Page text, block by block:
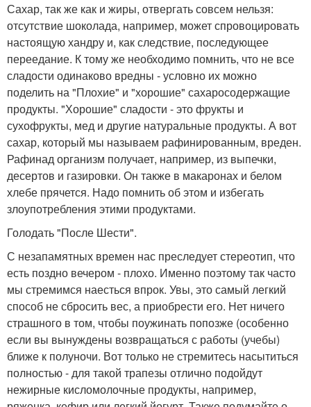
Сахар, так же как и жиры, отвергать совсем нельзя:
отсутствие шоколада, например, может спровоцировать
настоящую хандру и, как следствие, последующее
переедание. К тому же необходимо помнить, что не все
сладости одинаково вредны - условно их можно
поделить на "Плохие" и "хорошие" сахаросодержащие
продукты. "Хорошие" сладости - это фрукты и
сухофрукты, мед и другие натуральные продукты. А вот
сахар, который мы называем рафинированным, вреден.
Рафинад организм получает, например, из выпечки,
десертов и газировки. Он также в макаронах и белом
хлебе прячется. Надо помнить об этом и избегать
злоупотребления этими продуктами.
Голодать "После Шести".
С незапамятных времен нас преследует стереотип, что
есть поздно вечером - плохо. Именно поэтому так часто
мы стремимся наесться впрок. Увы, это самый легкий
способ не сбросить вес, а приобрести его. Нет ничего
страшного в том, чтобы поужинать попозже (особенно
если вы вынуждены возвращаться с работы (учебы)
ближе к полуночи. Вот только не стремитесь насытиться
полностью - для такой трапезы отлично подойдут
нежирные кисломолочные продукты, например,